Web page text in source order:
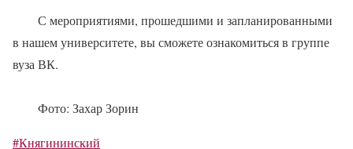
С мероприятиями, прошедшими и запланированными
в нашем университете, вы сможете ознакомиться в группе
вуза ВК.
Фото: Захар Зорин
#Княгининский